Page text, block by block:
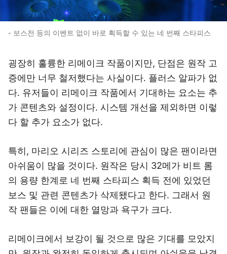
- 보스전 등의 이벤트 없이 바로 획득할 수 있는 네 번째 스타피스
굉장히 훌륭한 리메이크 작품이지만, 단점은 원작 고
증에만 너무 철저했다는 사실이다. 플러스 알파가 없
다. 유저들이 리메이크 작품에서 기대하는 요소는 추
가 콘텐츠와 설정이다. 시스템 개선을 제외하면 이렇
다 할 추가 요소가 없다.
특히, 마리오 시리즈 스토리에 관심이 많은 팬이라면
아쉬움이 많을 것이다. 원작은 당시 32메가 비트 롬
의 용량 한계로 네 번째 스타피스 획득 전에 있었던
보스 및 관련 콘텐츠가 삭제됐다고 한다. 그래서 원
작 팬들은 이에 대한 열망과 욕구가 크다.
리메이크에서 보강이 될 것으로 많은 기대를 모았지